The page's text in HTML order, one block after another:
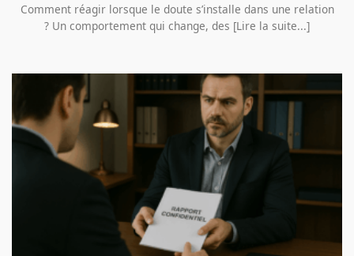
Comment réagir lorsque le doute s’installe dans une relation
? Un comportement qui change, des [Lire la suite...]